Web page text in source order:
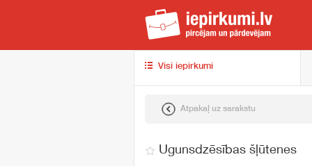
Visi iepirkumi
Atpakaļ uz sarakstu
Ugunsdzēsības šļūtenes